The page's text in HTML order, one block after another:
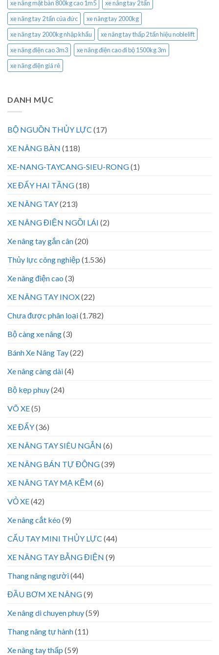
xe nâng mặt bàn 800kg cao 1m5
xe nâng tay 2 tấn
xe nâng tay 2 tấn của đức
xe nâng tay 2000kg
xe nâng tay 2000kg nhập khẩu
xe nâng tay thấp 2 tấn hiệu noblelift
xe nâng điện cao 3m3
xe nâng điện cao đi bộ 1500kg 3m
xe nâng điện giá rẻ
DANH MỤC
BỘ NGUỒN THỦY LỰC (17)
XE NÂNG BÀN (118)
XE-NANG-TAYCANG-SIEU-RONG(1)
XE ĐẨY HAI TẦNG(18)
XE NÂNG TAY(213)
XE NÂNG ĐIỆN NGỒI LÁI (2)
Xe nâng tay gắn cân(20)
Thủy lực công nghiệp (1.536)
Xe nâng điện cao (3)
XE NÂNG TAY INOX(22)
Chưa được phân loại(1.782)
Bộ càng xe nâng(3)
Bánh Xe Nâng Tay(22)
Xe nâng càng dài(4)
Bộ kẹp phuy(24)
VÕ XE(5)
XE ĐẨY(36)
XE NÂNG TAY SIÊU NGẮN (6)
XE NÂNG BÁN TỰ ĐỘNG(39)
XE NÂNG TAY MẠ KẼM (6)
VỎ XE(42)
Xe nâng cắt kéo (9)
CẨU TAY MINI THỦY LỰC (44)
XE NÂNG TAY BẰNG ĐIỆN (9)
Thang nâng người(44)
ĐẦU BƠM XE NÂNG(9)
Xe nâng di chuyen phuy(59)
Thang nâng tự hành(11)
Xe nâng tay thấp (59)